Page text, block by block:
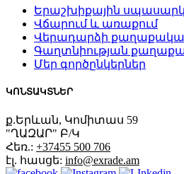
Երաշխիքային
Վճարում և առաքում
Վերադարձի
Գաղտնիության
Մեր գործընկերներ
ԿՈՆՏԱԿՏՆԵՐ
ք.Երևան, Կոմիտաս 59
"ՂԱԶԱՐ" Բ/Կ
Հեռ.: +37455 500 706
էլ. հասցե: info@exrade.am